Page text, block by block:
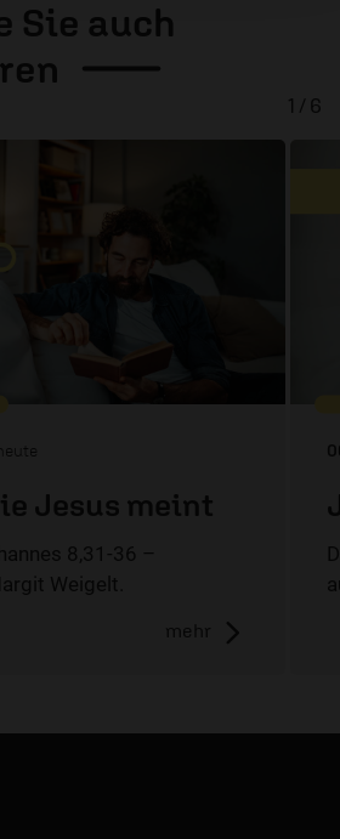
Sie auch
Jesus meint
8,31-36 –
Weigelt.
mehr
1 / 6